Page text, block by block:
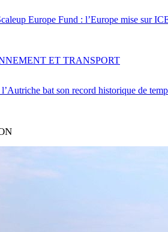
Europe Fund : l’Europe mise sur
bat son record historique de
ET TRANSPORT